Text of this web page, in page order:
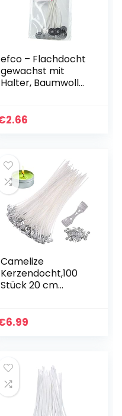
efco – Flachdocht
gewachst mit
Halter, Baumwolle,
2.66
Camelize
Kerzendocht,100
Stück 20 cm
und
6.99